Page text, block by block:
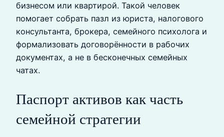
бизнесом или квартирой. Такой человек
помогает собрать пазл из юриста, налогового
консультанта, брокера, семейного психолога и
формализовать договорённости в рабочих
документах, а не в бесконечных семейных
чатах.
Паспорт активов как часть
семейной стратегии